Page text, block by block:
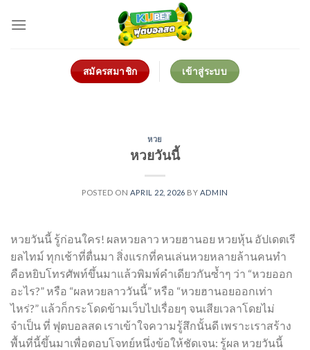
สมัครสมาชิก เข้าสู่ระบบ
หวย
หวยวันนี้
POSTED ON APRIL 22, 2026 BY ADMIN
หวยวันนี้ รู้ก่อนใคร! ผลหวยลาว หวยฮานอย หวยหุ้น อัปเดตเรี
ยลไทม์ ทุกเช้าที่ตื่นมา สิ่งแรกที่คนเล่นหวยหลายล้านคนทำ
คือหยิบโทรศัพท์ขึ้นมาแล้วพิมพ์คำเดียวกันซ้ำๆ ว่า “หวยออก
อะไร?” หรือ “ผลหวยลาววันนี้” หรือ “หวยฮานอยออกเท่า
ไหร่?” แล้วก็กระโดดข้ามเว็บไปเรื่อยๆ จนเสียเวลาโดยไม่
จำเป็น ที่ ฟุตบอลสด เราเข้าใจความรู้สึกนั้นดี เพราะเราสร้าง
พื้นที่นี้ขึ้นมาเพื่อตอบโจทย์หนึ่งข้อให้ชัดเจน: รู้ผล หวยวันนี้